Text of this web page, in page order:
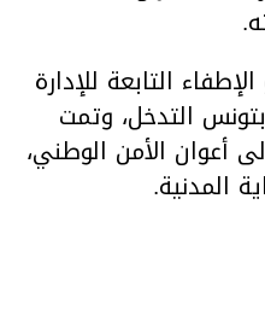
التابعة للإدارة
التدخل، وتمت
أعوان الأمن الوطني،
المدنية.